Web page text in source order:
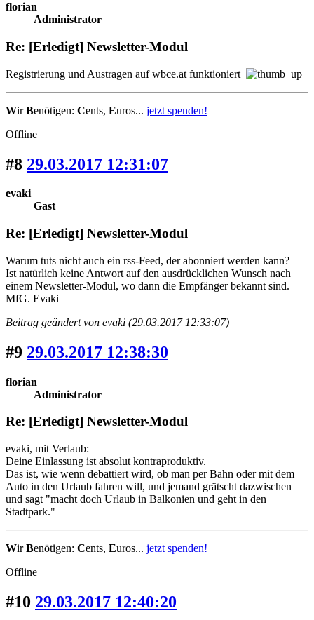
florian
Administrator
Re: [Erledigt] Newsletter-Modul
Registrierung und Austragen auf wbce.at funktioniert
WirBenötigen: Cents, Euros... jetzt spenden!
Offline
#8 29.03.2017 12:31:07
evaki
Gast
Re: [Erledigt] Newsletter-Modul
Warum tuts nicht auch ein rss-Feed, der abonniert werden kann?
Ist natürlich keine Antwort auf den ausdrücklichen Wunsch nach
einem Newsletter-Modul, wo dann die Empfänger bekannt sind.
MfG. Evaki
Beitrag geändert von evaki (29.03.2017 12:33:07)
#9 29.03.2017 12:38:30
florian
Administrator
Re: [Erledigt] Newsletter-Modul
evaki, mit Verlaub:
Deine Einlassung ist absolut kontraproduktiv.
Das ist, wie wenn debattiert wird, ob man per Bahn oder mit dem
Auto in den Urlaub fahren will, und jemand grätscht dazwischen
und sagt "macht doch Urlaub in Balkonien und geht in den
Stadtpark."
WirBenötigen: Cents, Euros... jetzt spenden!
Offline
#10 29.03.2017 12:40:20